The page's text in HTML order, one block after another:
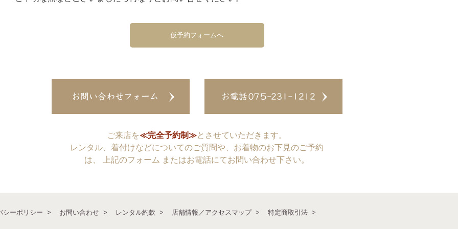
仮予約フォームへ
ご来店を≪完全予約制≫とさせていただきます。
レンタル、着付けなどについてのご質問や、お着物のお下見のご予約
は、 上記のフォーム またはお電話にてお問い合わせ下さい。
シーポリシー お問い合わせ レンタル約款 店舗情報／アクセスマップ 特定商取引法